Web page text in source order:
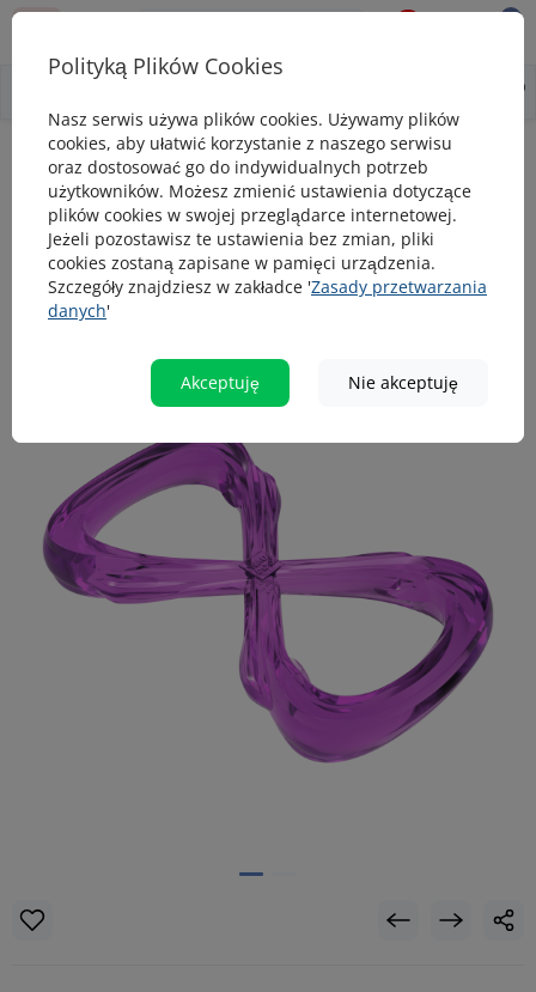
0
Zabawki dla psa Zabawka dla psa WAUDOG Fun Durable
Zabawka dla psa WAUDOG Fun Durable
Osiem, kauczuk termoplastyczny, 200
mm, fioletowy
0
Polityką Plików Cookies
Nasz serwis używa plików cookies. Używamy plików
cookies, aby ułatwić korzystanie z naszego serwisu
oraz dostosować go do indywidualnych potrzeb
użytkowników. Możesz zmienić ustawienia dotyczące
plików cookies w swojej przeglądarce internetowej.
Jeżeli pozostawisz te ustawienia bez zmian, pliki
cookies zostaną zapisane w pamięci urządzenia.
Szczegóły znajdziesz w zakładce 'Zasady przetwarzania
danych'
Akceptuję Nie akceptuję